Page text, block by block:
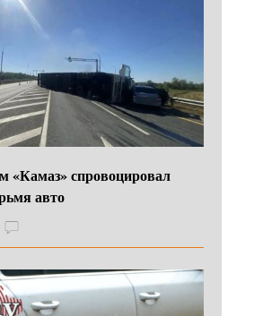
«Камаз» спровоцировал
авто